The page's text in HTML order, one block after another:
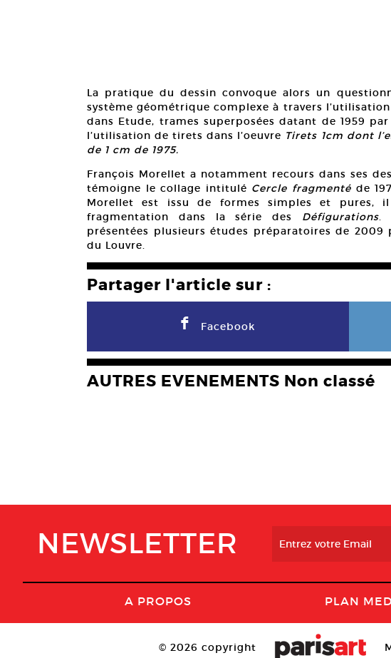
La pratique du dessin convoque alors un
système géométrique complexe à travers
dans Etude, trames superposées datant de 1959
l’utilisation de tirets dans l’oeuvre Tirets 1cm dont
de 1 cm de 1975.
François Morellet a notamment recours dans ses
témoigne le collage intitulé Cercle fragmenté de
Morellet est issu de formes simples et pures,
fragmentation dans la série des Défigurations.
présentées plusieurs études préparatoires de 2009
du Louvre.
Partager l'article sur :
F Facebook
AUTRES EVENEMENTS Non classé
NEWSLETTER
A PROPOS PLAN
© 2026 copyright